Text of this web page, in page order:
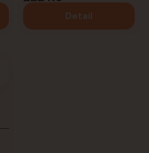
Detail